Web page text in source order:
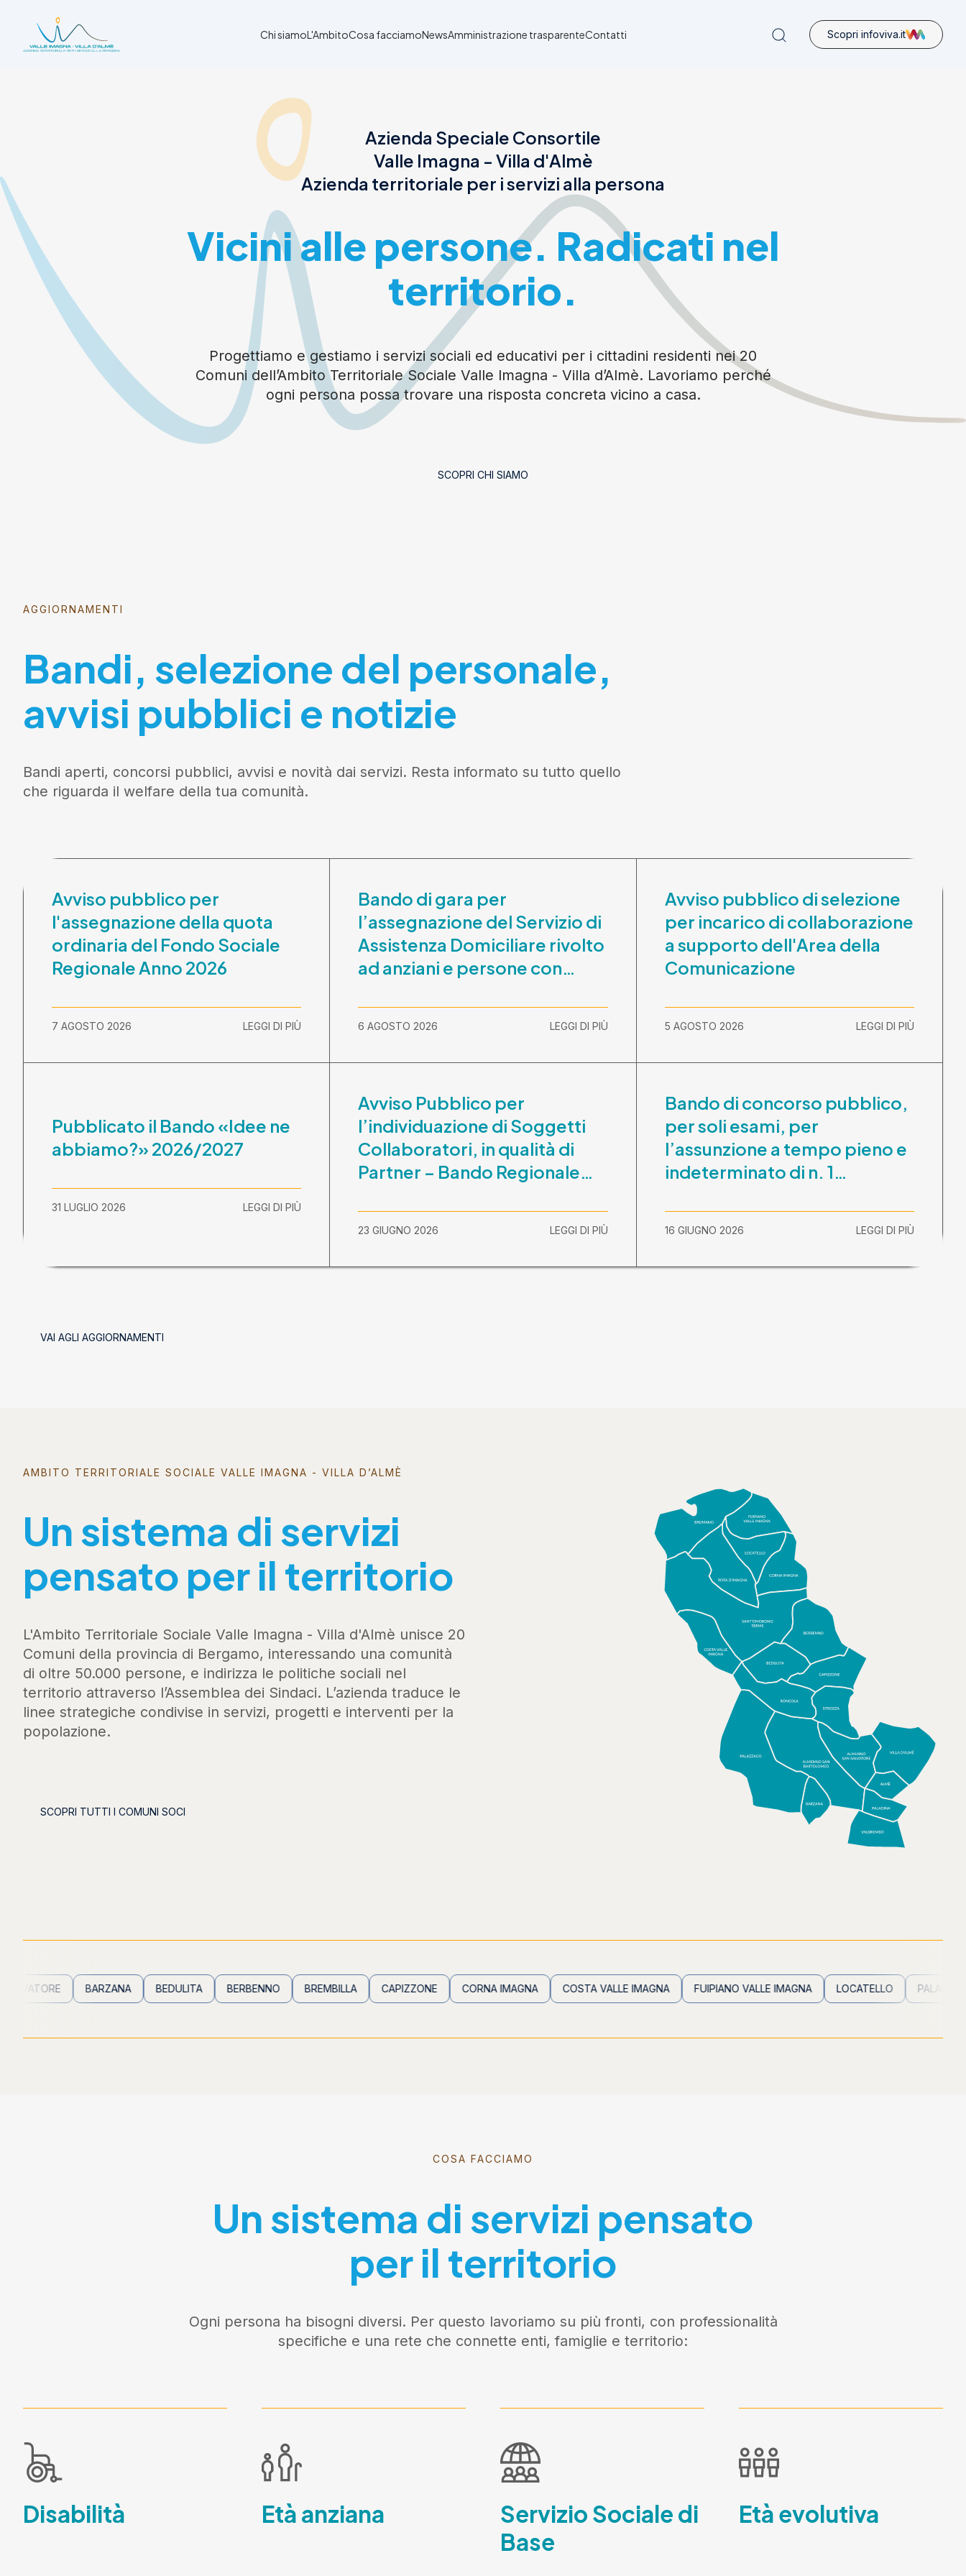
Chi siamoL'AmbitoCosa facciamoNewsAmministrazione trasparenteContatti Scopri infoviva.it
Azienda Speciale Consortile
Valle Imagna - Villa d'Almè
Azienda territoriale per i servizi alla persona
Vicini alle persone. Radicati nel
territorio.
Progettiamo e gestiamo i servizi sociali ed educativi per i cittadini residenti nei 20
Comuni dell’Ambito Territoriale Sociale Valle Imagna - Villa d’Almè. Lavoriamo perché
ogni persona possa trovare una risposta concreta vicino a casa.
SCOPRI CHI SIAMO
AGGIORNAMENTI
Bandi, selezione del personale,
avvisi pubblici e notizie
Bandi aperti, concorsi pubblici, avvisi e novità dai servizi. Resta informato su tutto quello
che riguarda il welfare della tua comunità.
Avviso pubblico per
l'assegnazione della quota
ordinaria del Fondo Sociale
Regionale Anno 2026
7 AGOSTO 2026 LEGGI DI PIÙ
Bando di gara per
l’assegnazione del Servizio di
Assistenza Domiciliare rivolto
ad anziani e persone con
ottobre 2026-30 settembre
2029
6 AGOSTO 2026 LEGGI DI PIÙ
Avviso pubblico di selezione
per incarico di collaborazione
a supporto dell'Area della
Comunicazione
5 AGOSTO 2026 LEGGI DI PIÙ
Pubblicato il Bando «Idee ne
abbiamo?» 2026/2027
31 LUGLIO 2026 LEGGI DI PIÙ
Avviso Pubblico per
l’individuazione di Soggetti
Collaboratori, in qualità di
Partner – Bando Regionale
2026” – CUP
E81B26000210003
23 GIUGNO 2026 LEGGI DI PIÙ
Bando di concorso pubblico,
per soli esami, per
l’assunzione a tempo pieno e
indeterminato di n. 1
Comunicazione prova scritta
e prova orale
16 GIUGNO 2026 LEGGI DI PIÙ
VAI AGLI AGGIORNAMENTI
AMBITO TERRITORIALE SOCIALE VALLE IMAGNA - VILLA D’ALMÈ
Un sistema di servizi
pensato per il territorio
L'Ambito Territoriale Sociale Valle Imagna - Villa d'Almè unisce 20
Comuni della provincia di Bergamo, interessando una comunità
di oltre 50.000 persone, e indirizza le politiche sociali nel
territorio attraverso l’Assemblea dei Sindaci. L’azienda traduce le
linee strategiche condivise in servizi, progetti e interventi per la
popolazione.
SCOPRI TUTTI I COMUNI SOCI
BARZANA BEDULITA BERBENNO BREMBILLA CAPIZZONE CORNA IMAGNA COSTA VALLE IMAGNA FUIPIANO VALLE IMAGNA LOCATELLO PALADINA
COSA FACCIAMO
Un sistema di servizi pensato
per il territorio
Ogni persona ha bisogni diversi. Per questo lavoriamo su più fronti, con professionalità
specifiche e una rete che connette enti, famiglie e territorio:
Disabilità Età anziana
Servizio Sociale di
Base
Età evolutiva